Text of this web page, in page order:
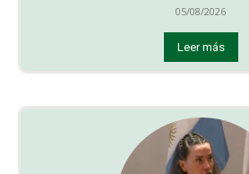
05/08/2026
Leer más